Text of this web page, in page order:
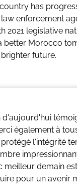
has
enforcement
legislative
better Morocco
future.
d'aujourd'hui
également à
l'intégrité
demain
pour un avenir